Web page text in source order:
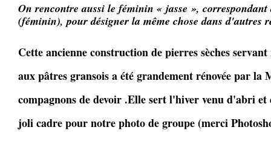
On rencontre aussi le féminin « jasse »,
(féminin), pour désigner la même chose dans d'autres
Cette ancienne construction de pierres sèches
aux pâtres gransois a été grandement rénovée par la
compagnons de devoir .Elle sert l'hiver venu d'abri
joli cadre pour notre photo de groupe (merci